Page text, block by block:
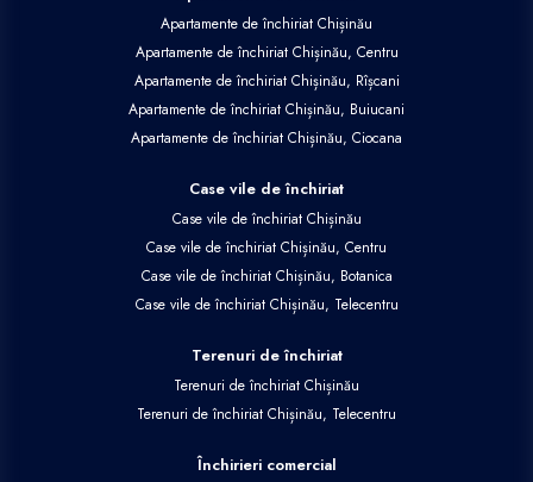
Apartamente de închiriat Chișinău
Apartamente de închiriat Chișinău, Centru
Apartamente de închiriat Chișinău, Rîșcani
Apartamente de închiriat Chișinău, Buiucani
Apartamente de închiriat Chișinău, Ciocana
Case vile de închiriat
Case vile de închiriat Chișinău
Case vile de închiriat Chișinău, Centru
Case vile de închiriat Chișinău, Botanica
Case vile de închiriat Chișinău, Telecentru
Terenuri de închiriat
Terenuri de închiriat Chișinău
Terenuri de închiriat Chișinău, Telecentru
Închirieri comercial